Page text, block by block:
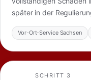
später in der
Vor-Ort-Service Sachsen
SCHRITT 3